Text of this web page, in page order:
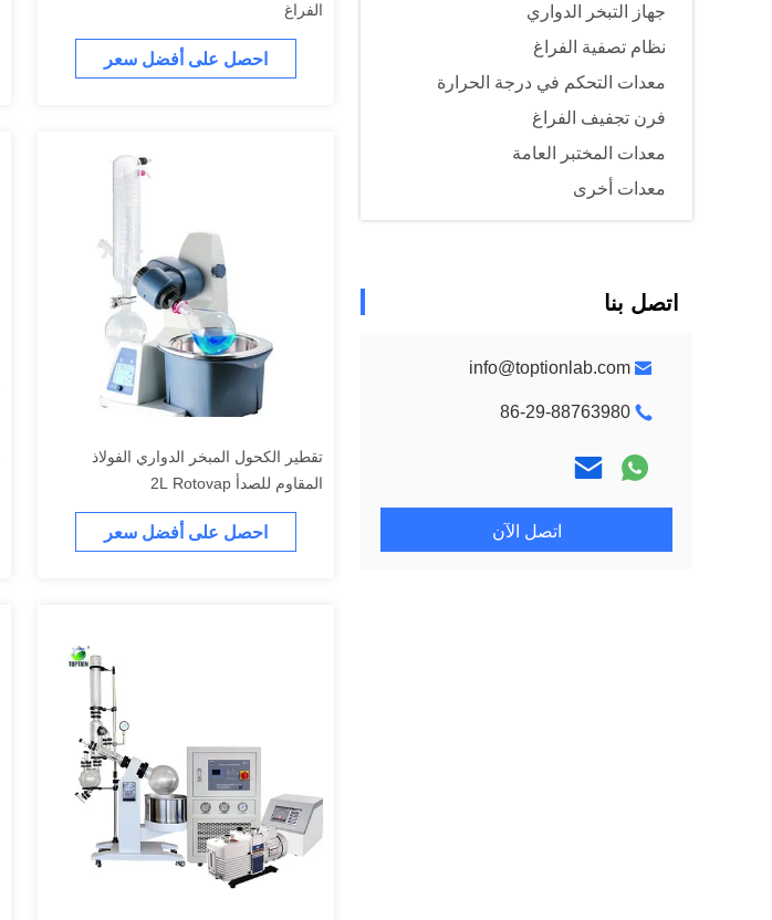
جهاز التبخر الدواري
نظام تصفية الفراغ
معدات التحكم في درجة الحرارة
فرن تجفيف الفراغ
معدات المختبر العامة
معدات أخرى
اتصل بنا
info@toptionlab.com
86-29-88763980
اتصل الآن
الفراغ
احصل على أفضل سعر
تقطير الكحول المبخر الدواري الفولاذ
المقاوم للصدأ 2L Rotovap
احصل على أفضل سعر